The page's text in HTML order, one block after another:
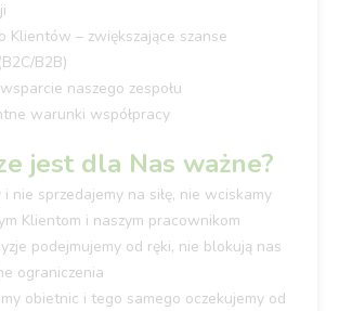
Klientów – zwiększające szanse
B2B)
naszego zespołu
warunki współpracy
jest dla Nas ważne?
i nie sprzedajemy na siłę, nie wciskamy
Klientom i naszym pracownikom
podejmujemy od ręki, nie blokują nas
ograniczenia
obietnic i tego samego oczekujemy od